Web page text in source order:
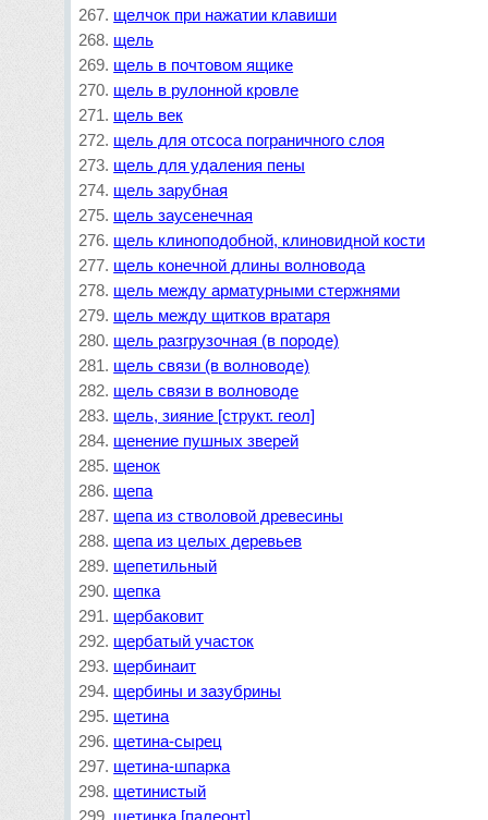
щелчок при нажатии клавиши
щель
щель в почтовом ящике
щель в рулонной кровле
щель век
щель для отсоса пограничного слоя
щель для удаления пены
щель зарубная
щель заусенечная
щель клиноподобной, клиновидной кости
щель конечной длины волновода
щель между арматурными стержнями
щель между щитков вратаря
щель разгрузочная (в породе)
щель связи (в волноводе)
щель связи в волноводе
щель, зияние [структ. геол]
щенение пушных зверей
щенок
щепа
щепа из стволовой древесины
щепа из целых деревьев
щепетильный
щепка
щербаковит
щербатый участок
щербинаит
щербины и зазубрины
щетина
щетина-сырец
щетина-шпарка
щетинистый